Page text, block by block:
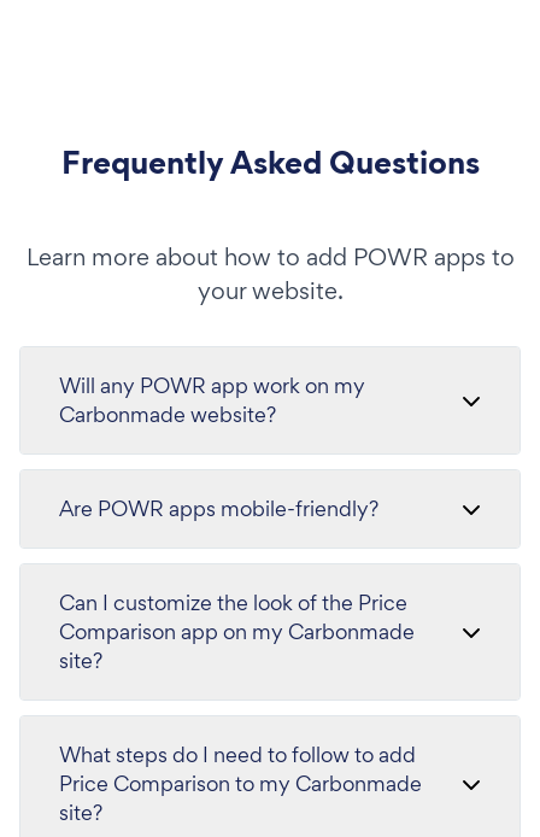
Frequently Asked Questions
Learn more about how to add POWR apps to
your website.
Will any POWR app work on my
Carbonmade website?
Are POWR apps mobile-friendly?
Can I customize the look of the Price
Comparison app on my Carbonmade
site?
What steps do I need to follow to add
Price Comparison to my Carbonmade
site?